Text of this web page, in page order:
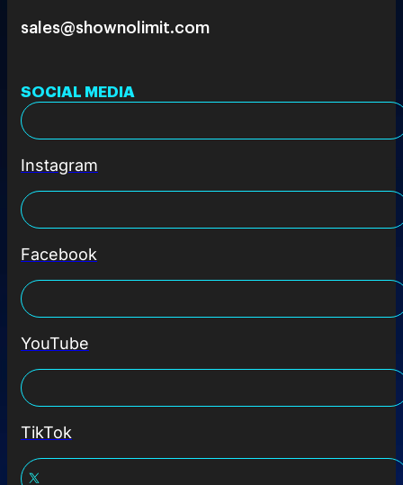
sales@shownolimit.com
SOCIAL MEDIA
Instagram
Facebook
YouTube
TikTok